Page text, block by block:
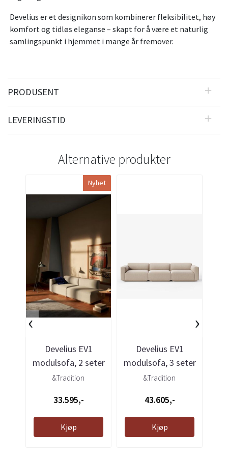
Develius er et designikon som kombinerer fleksibilitet, høy
komfort og tidløs eleganse – skapt for å være et naturlig
samlingspunkt i hjemmet i mange år fremover.
PRODUSENT
LEVERINGSTID
Alternative produkter
Nyhet
Develius EV1
modulsofa, 2 seter
med åpen ende, ...
&Tradition
33.595,-
Kjøp
Develius EV1
modulsofa, 3 seter
- Hallingdal 220
&Tradition
43.605,-
Kjøp
‹ ›